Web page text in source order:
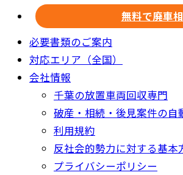
無料で廃車
必要書類のご案内
対応エリア（全国）
会社情報
千葉の放置車両回収専門
破産・相続・後見案件の自
利用規約
反社会的勢力に対する基本
プライバシーポリシー